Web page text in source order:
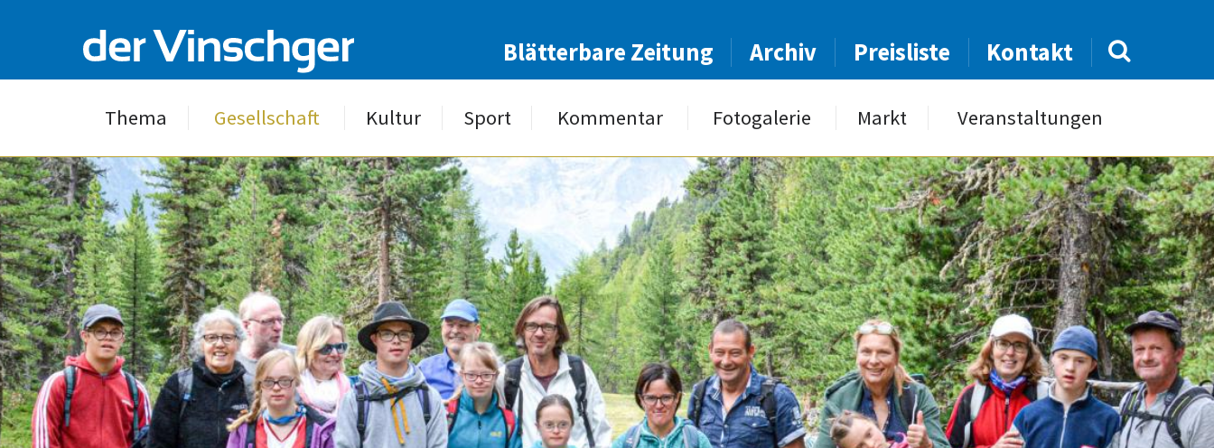
Blätterbare Zeitung Archiv Preisliste Kontakt
Thema Gesellschaft Kultur Sport Kommentar Fotogalerie Markt Veranstaltungen